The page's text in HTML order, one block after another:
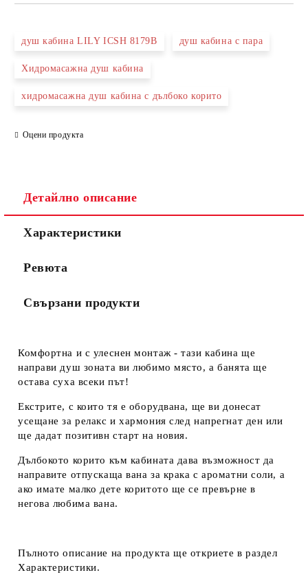
Ние ще се свържем с вас в рамките на работния ден.
душ кабина LILY ICSH 8179B душ кабина с пара
Хидромасажна душ кабина
хидромасажна душ кабина с дълбоко корито
Оцени продукта
Детайлно описание
Характеристики
Ревюта
Свързани продукти
Комфортна и с улеснен монтаж - тази кабина ще
направи душ зоната ви любимо място, а банята ще
остава суха всеки път!
Екстрите, с които тя е оборудвана, ще ви донесат
усещане за релакс и хармония след напрегнат ден или
ще дадат позитивн старт на новия.
Дълбокото корито към кабината дава възможност да
направите отпускаща вана за крака с ароматни соли, а
ако имате малко дете коритото ще се превърне в
негова любима вана.
Пълното описание на продукта ще откриете в раздел
Характеристики.